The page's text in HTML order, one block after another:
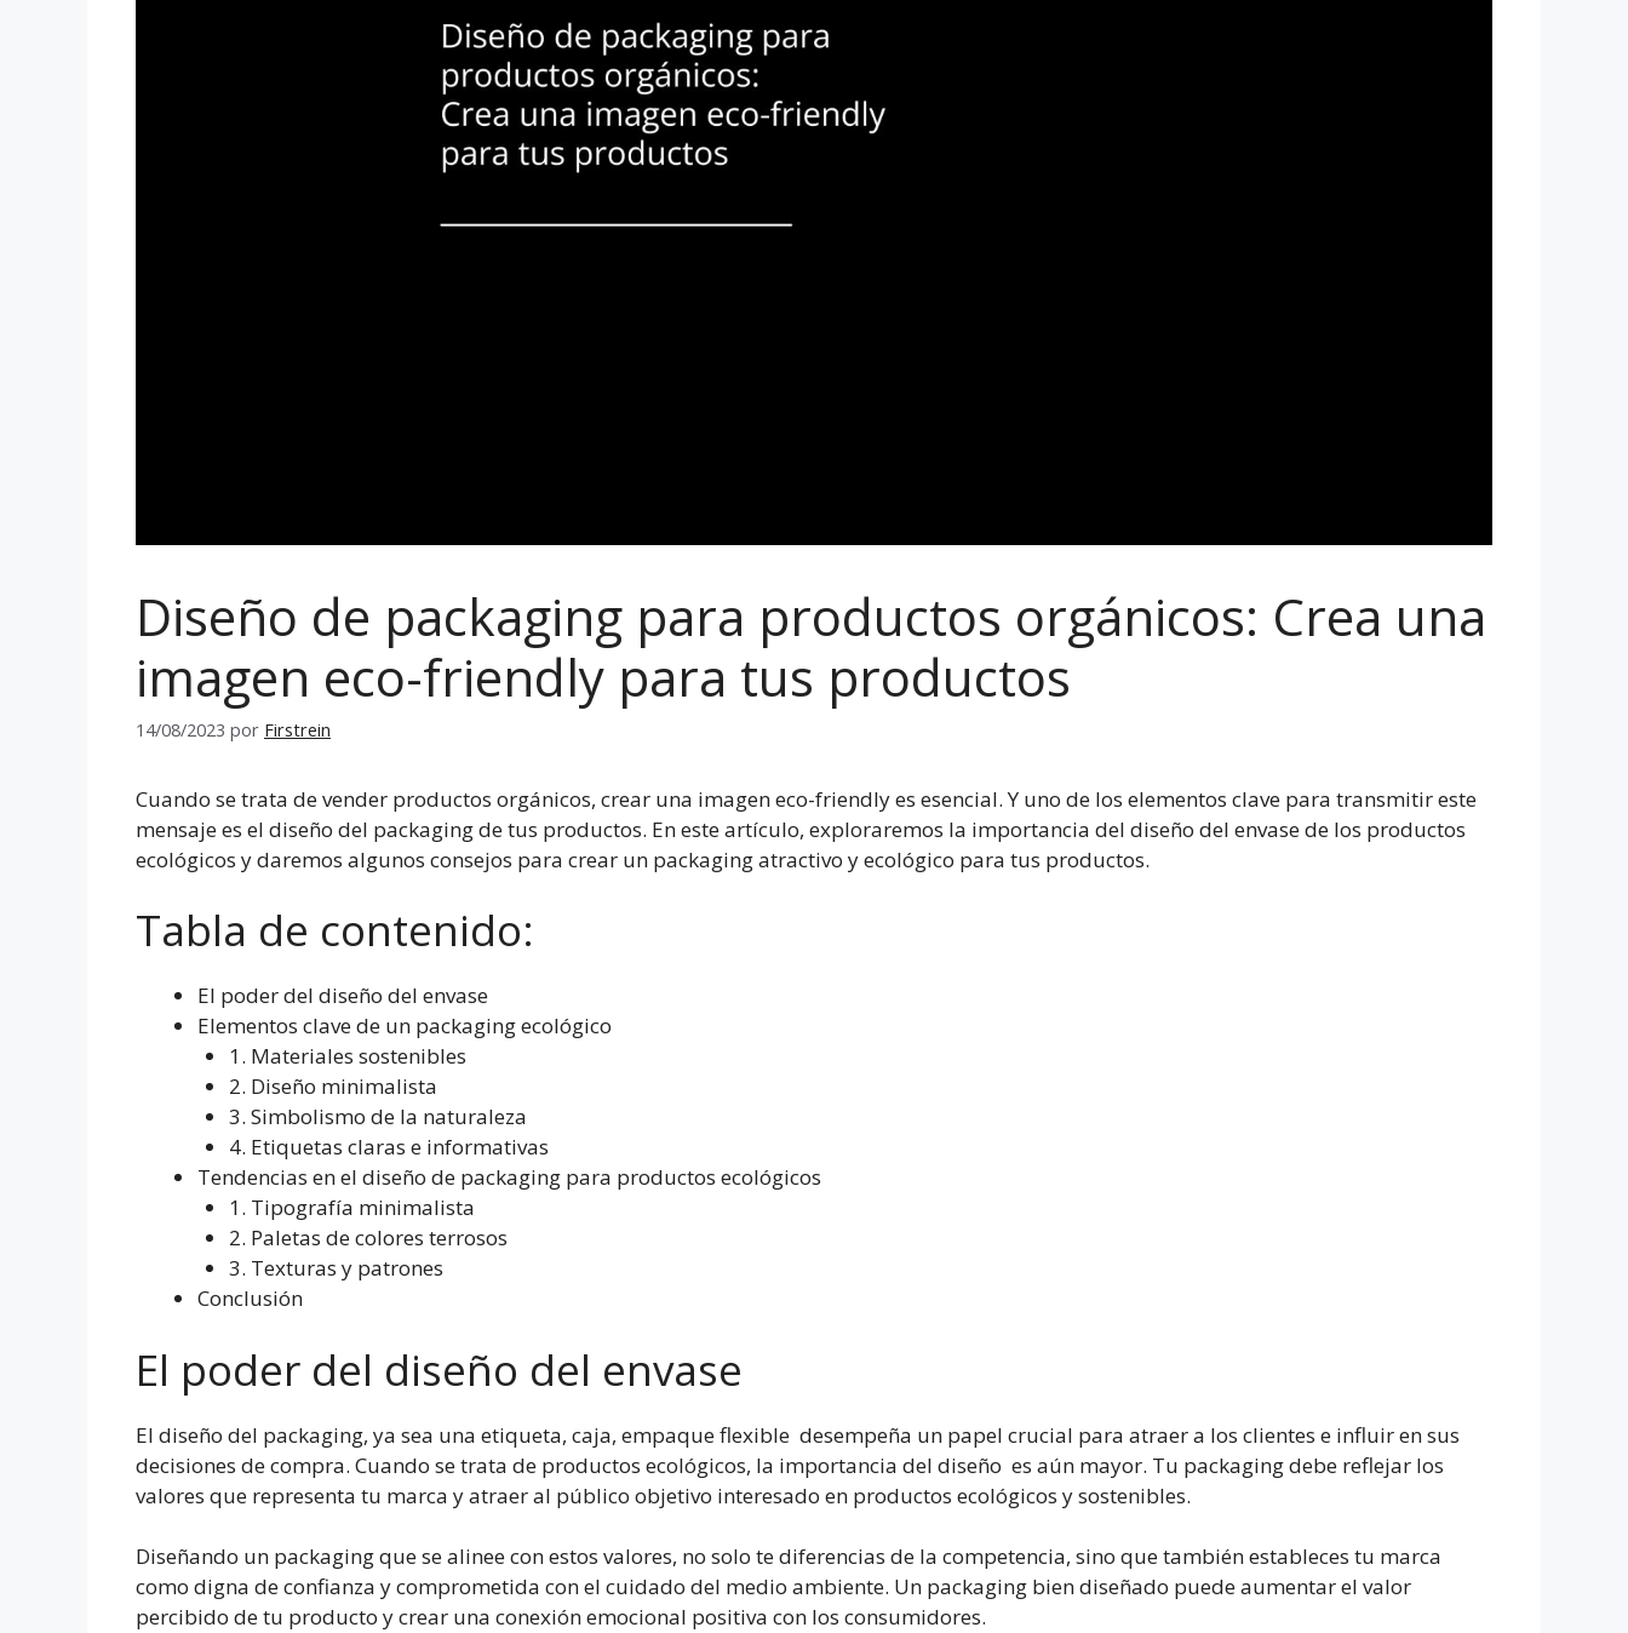
Diseño de packaging para productos orgánicos: Crea una
imagen eco-friendly para tus productos
14/08/2023 por Firstrein
Cuando se trata de vender productos orgánicos, crear una imagen eco-friendly es esencial. Y uno de los elementos clave para transmitir este
mensaje es el diseño del packaging de tus productos. En este artículo, exploraremos la importancia del diseño del envase de los productos
ecológicos y daremos algunos consejos para crear un packaging atractivo y ecológico para tus productos.
Tabla de contenido:
El poder del diseño del envase
Elementos clave de un packaging ecológico
1. Materiales sostenibles
2. Diseño minimalista
3. Simbolismo de la naturaleza
4. Etiquetas claras e informativas
Tendencias en el diseño de packaging para productos ecológicos
1. Tipografía minimalista
2. Paletas de colores terrosos
3. Texturas y patrones
Conclusión
El poder del diseño del envase
El diseño del packaging, ya sea una etiqueta, caja, empaque flexible desempeña un papel crucial para atraer a los clientes e influir en sus
decisiones de compra. Cuando se trata de productos ecológicos, la importancia del diseño es aún mayor. Tu packaging debe reflejar los
valores que representa tu marca y atraer al público objetivo interesado en productos ecológicos y sostenibles.
Diseñando un packaging que se alinee con estos valores, no solo te diferencias de la competencia, sino que también estableces tu marca
como digna de confianza y comprometida con el cuidado del medio ambiente. Un packaging bien diseñado puede aumentar el valor
percibido de tu producto y crear una conexión emocional positiva con los consumidores.